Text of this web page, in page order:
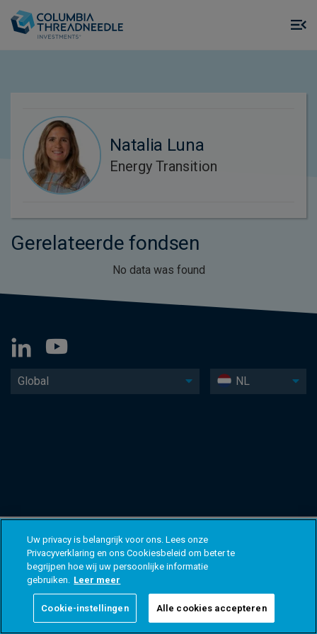
Natalia Luna
Energy Transition
Gerelateerde fondsen
No data was found
Global NL
Uw privacy is belangrijk voor ons. Lees onze
Privacyverklaring en ons Cookiesbeleid om beter te
begrijpen hoe wij uw persoonlijke informatie
gebruiken. Leer meer
Cookie-instellingen Alle cookies accepteren